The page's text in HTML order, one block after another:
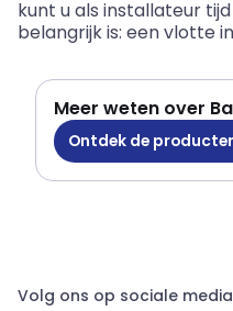
kunt u als installateur
belangrijk is: een vlotte
Meer weten over
Ontdek de
Volg ons op sociale media